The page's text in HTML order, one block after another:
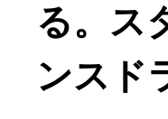
る。ス
ンスド